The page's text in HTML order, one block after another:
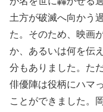
土方が破滅へ向かう
た。そのため、映画
か、あるいは何を伝
分もありました。た
俳優陣は役柄にハマ
ことができました。